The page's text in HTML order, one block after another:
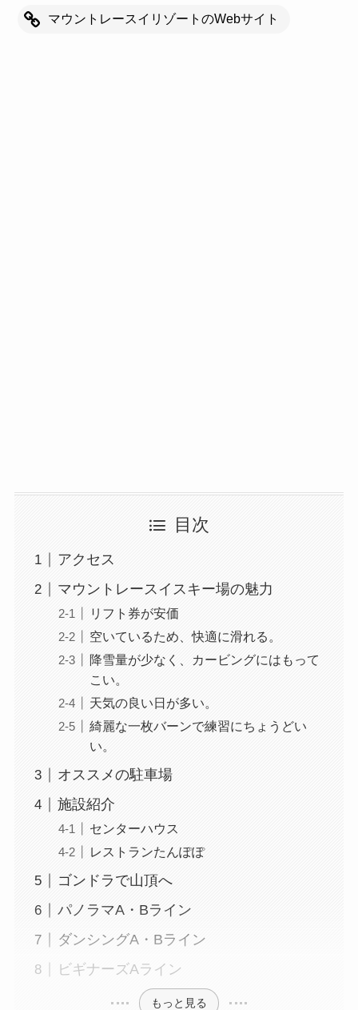
マウントレースイリゾートのWebサイト
目次
アクセス
マウントレースイスキー場の魅力
リフト券が安価
空いているため、快適に滑れる。
降雪量が少なく、カービングにはもって
こい。
天気の良い日が多い。
綺麗な一枚バーンで練習にちょうどい
い。
オススメの駐車場
施設紹介
センターハウス
レストランたんぽぽ
ゴンドラで山頂へ
パノラマA・Bライン
ダンシングA・Bライン
ビギナーズAライン
もっと見る